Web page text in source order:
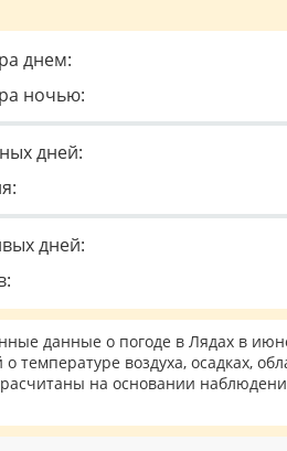
днем:
ночью:
дней:
дней:
данные о погоде в Лядах в
температуре воздуха, осадках,
на основании